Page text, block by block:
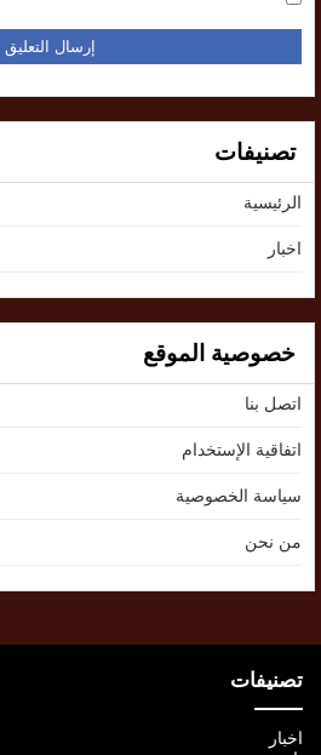
تصنيفات
الرئيسية
اخبار
خصوصية الموقع
اتصل بنا
اتفاقية الإستخدام
سياسة الخصوصية
من نحن
تصنيفات
اخبار